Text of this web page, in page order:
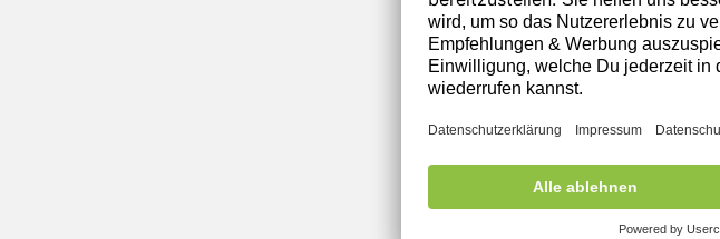
Farbe
Prozessor
Prozessor